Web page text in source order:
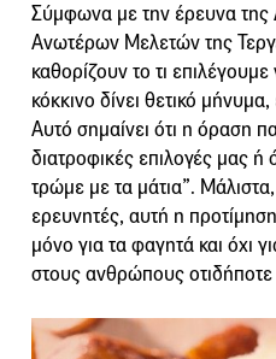
Σύμφωνα με την έρευνα της
Ανωτέρων Μελετών της
καθορίζουν το τι
κόκκινο δίνει θετικό
Αυτό σημαίνει ότι η όραση
διατροφικές επιλογές μας
τρώμε με τα μάτια”.
ερευνητές, αυτή η προτίμηση
μόνο για τα φαγητά και όχι
στους ανθρώπους οτιδήποτε